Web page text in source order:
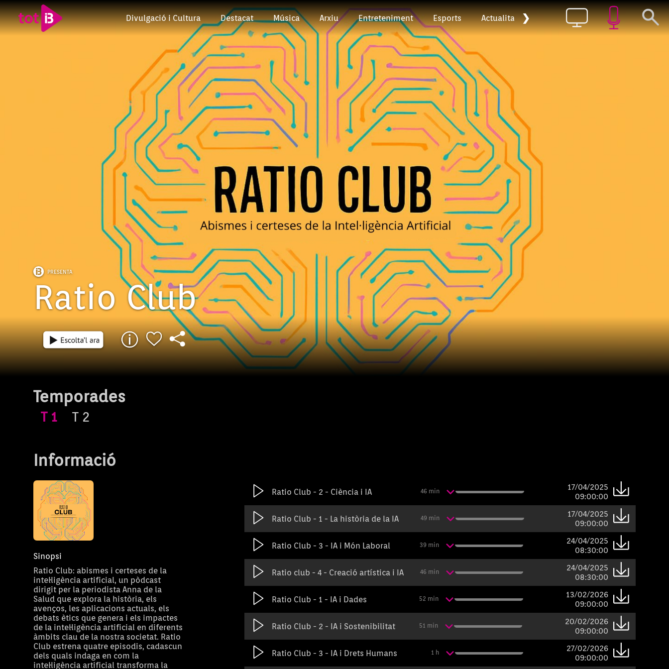
Divulgació i Cultura Destacat Música Arxiu Entreteniment Esports Actualitat Pòdcast
❯
PRESENTA
Ratio Club
Temporades
T 1 T 2
Ratio Club - 2 - Ciència i IA 46 min
17/04/2025
09:00:00
Ratio Club - 1 - La història de la IA 49 min
17/04/2025
09:00:00
Ratio Club - 3 - IA i Món Laboral 39 min
24/04/2025
08:30:00
Ratio club - 4 - Creació artística i IA 46 min
24/04/2025
08:30:00
Ratio Club - 1 - IA i Dades 52 min
13/02/2026
09:00:00
Ratio Club - 2 - IA i Sostenibilitat 51 min
20/02/2026
09:00:00
Ratio Club - 3 - IA i Drets Humans 1 h
27/02/2026
09:00:00
Informació
Sinopsi
Ratio Club: abismes i certeses de la
intel·ligència artificial, un pòdcast
dirigit per la periodista Anna de la
Salud que explora la història, els
avenços, les aplicacions actuals, els
debats ètics que genera i els impactes
de la intel·ligència artificial en diferents
àmbits clau de la nostra societat. Ratio
Club estrena quatre episodis, cadascun
dels quals indaga en com la
intel·ligència artificial transforma la